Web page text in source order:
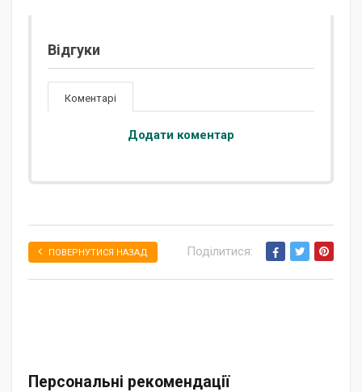
Відгуки
Коментарі
Додати коментар
ПОВЕРНУТИСЯ НАЗАД Поділитися:
Персональні рекомендації